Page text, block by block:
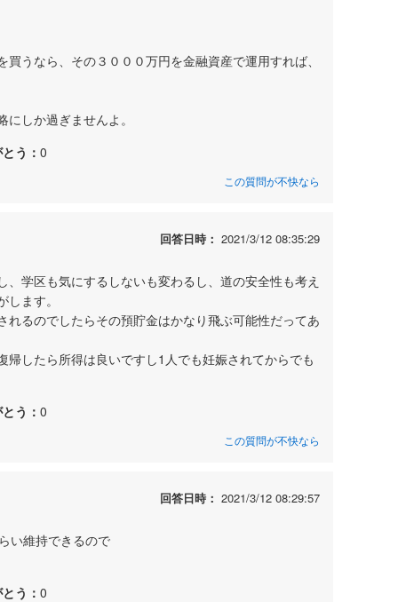
うなら、その３０００万円を金融資産で運用すれば、
しか過ぎませんよ。
う： 0
この質問が不快なら
回答日時： 2021/3/12 08:35:29
学区も気にするしないも変わるし、道の安全性も考え
ます。
れるのでしたらその預貯金はかなり飛ぶ可能性だってあ
帰したら所得は良いですし1人でも妊娠されてからでも
う： 0
この質問が不快なら
回答日時： 2021/3/12 08:29:57
い維持できるので
う： 0